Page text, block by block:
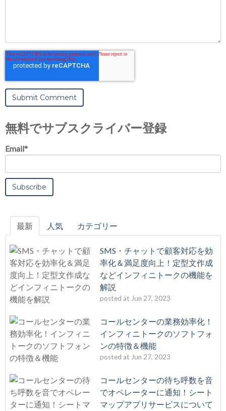
無料でサブスクライバー登録
Email*
最新 人気 カテゴリー
SMS・チャットで顧客対応を効
率化＆満足度向上！定型文作成
などインフィニトークの機能を
解説
posted at Jun 27, 2023
コールセンターの業務効率化！
インフィニトークのソフトフォ
ンの特徴＆機能
posted at Jun 27, 2023
コールセンターの待ち呼数を音
でオペレーターに通知！シート
マップアプリサービスについて